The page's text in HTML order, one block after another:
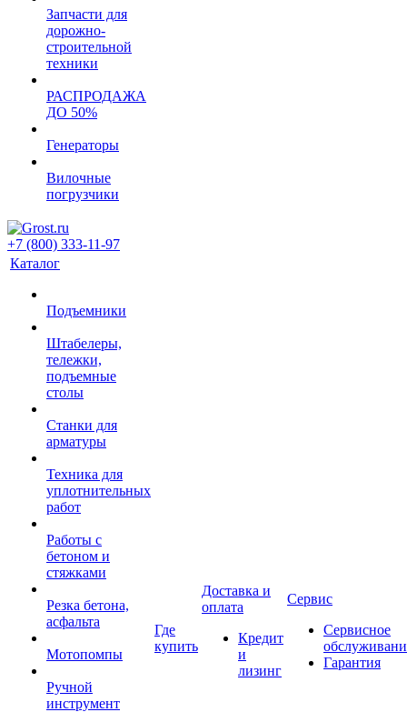
Запчасти для
дорожно-
строительной
техники
РАСПРОДАЖА
ДО 50%
Генераторы
Вилочные
погрузчики
+7 (800) 333-11-97
Каталог
Подъемники
Штабелеры,
тележки,
подъемные
столы
Станки для
арматуры
Техника для
уплотнительных
работ
Работы с
бетоном и
стяжками
Резка бетона,
асфальта
Мотопомпы
Ручной
инструмент
Где
купить
Доставка и
оплата
Кредит
и
лизинг
Сервис
Сервисное
Гарантия